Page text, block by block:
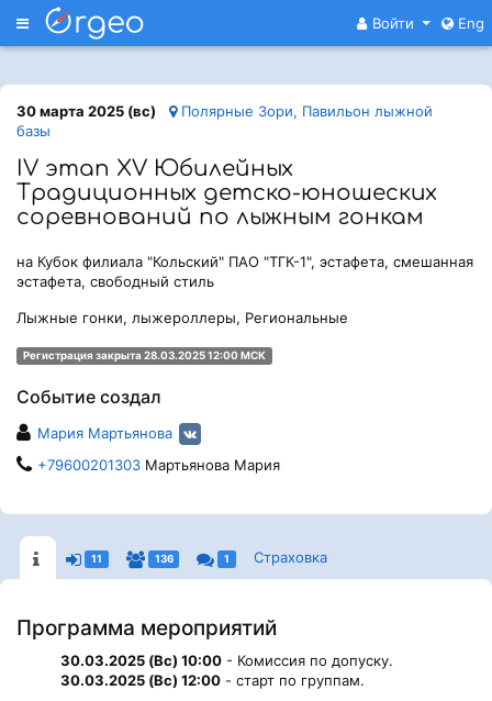
Меню Войти Eng
30 марта 2025 (вс)
Полярные Зори, Павильон лыжной
базы
IV этап XV Юбилейных
Традиционных детско-юношеских
соревнований по лыжным гонкам
на Кубок филиала "Кольский" ПАО "ТГК-1", эстафета, смешанная
эстафета, свободный стиль
Лыжные гонки, лыжероллеры, Региональные
Регистрация закрыта 28.03.2025 12:00 МСК
Событие создал
Мария Мартьянова
+79600201303 Мартьянова Мария
11 136 1 Страховка
Программа мероприятий
30.03.2025 (Вс) 10:00 - Комиссия по допуску.
30.03.2025 (Вс) 12:00 - старт по группам.